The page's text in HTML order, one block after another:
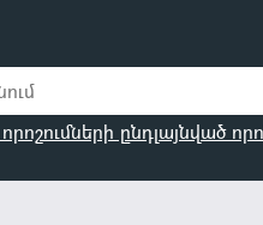
ընդլայնված